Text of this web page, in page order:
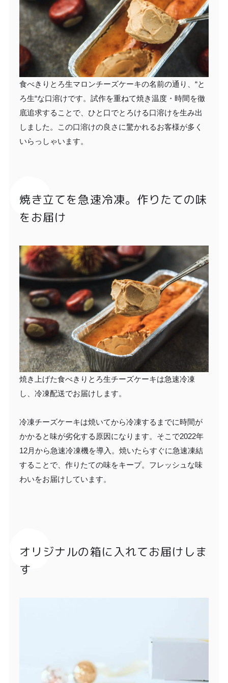
食べきりとろ生マロンチーズケーキの名前の通り、“と
ろ生“な口溶けです。試作を重ねて焼き温度・時間を徹
底追求することで、ひと口でとろける口溶けを生み出
しました。この口溶けの良さに驚かれるお客様が多く
いらっしゃいます。
焼き立てを急速冷凍。作りたての味
をお届け
焼き上げた食べきりとろ生チーズケーキは急速冷凍
し、冷凍配送でお届けします。
冷凍チーズケーキは焼いてから冷凍するまでに時間が
かかると味が劣化する原因になります。そこで2022年
12月から急速冷凍機を導入。焼いたらすぐに急速凍結
することで、作りたての味をキープ。フレッシュな味
わいをお届けしています。
オリジナルの箱に入れてお届けしま
す